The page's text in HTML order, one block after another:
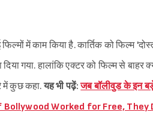
में काम किया है. कार्तिक को फिल्म
गया. हालांकि एक्टर को फिल्म से
में कुछ कहा.यह भी पढ़ें:जब बॉलीवुड के इन
Worked for Free, They